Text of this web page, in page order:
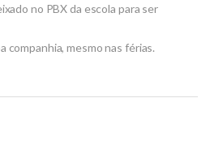
no PBX da escola para ser
companhia, mesmo nas férias.